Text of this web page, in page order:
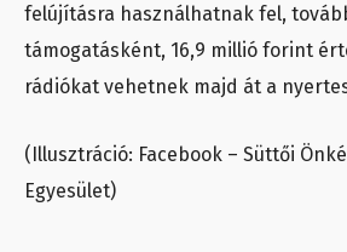
felújításra használhatnak fel,
támogatásként, 16,9 millió forint
rádiókat vehetnek majd át a
(Illusztráció: Facebook – Süttői
Egyesület)